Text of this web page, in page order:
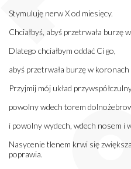
Stymuluję nerw X od miesięcy.
Chciałbyś, abyś przetrwała burzę
Dlatego chciałbym oddać Ci go,
abyś przetrwała burzę w koronach
Przyjmij mój układ
powolny wdech torem
i powolny wydech, wdech nosem i
Nasycenie tlenem krwi się
poprawia.